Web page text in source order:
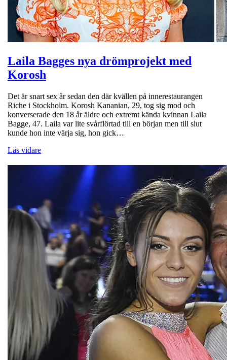
Laila Bagges nya drömprojekt med
Korosh
Det är snart sex år sedan den där kvällen på innerestaurangen
Riche i Stockholm. Korosh Kananian, 29, tog sig mod och
konverserade den 18 år äldre och extremt kända kvinnan Laila
Bagge, 47. Laila var lite svårflörtad till en början men till slut
kunde hon inte värja sig, hon gick…
Läs vidare